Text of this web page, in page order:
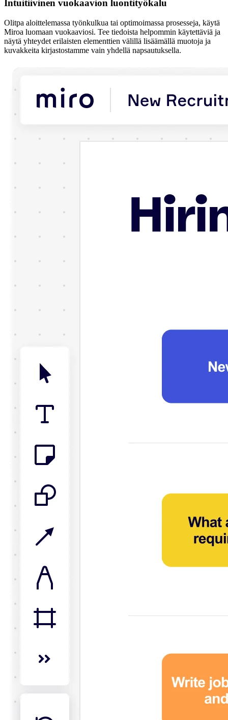
Intuitiivinen vuokaavion luontityökalu
Olitpa aloittelemassa työnkulkua tai optimoimassa prosesseja, käytä
Miroa luomaan vuokaaviosi. Tee tiedoista helpommin käytettäviä ja
näytä yhteydet erilaisten elementtien välillä lisäämällä muotoja ja
kuvakkeita kirjastostamme vain yhdellä napsautuksella.